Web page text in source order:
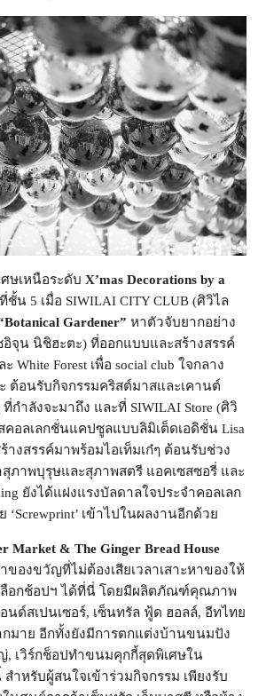
ษเหนือระดับX’mas Decorations by a
ที่ชั้น 5 เมื่อ SIWILAI CITY CLUB (ศิวิไล
Gardener” หาตัวจับยากอย่าง
ซอิจุน นิชิฮะตะ) ที่ออกแบบและสร้างสรรค์
ะ White Forest เพื่อ social club ใจกลาง
ต้อนรับกิจกรรมคริสต์มาสและเคานต์
ที่กำลังจะมาถึง และที่ SIWILAI Store (ศิวิ
คอลเลกชั่นแคปซูลแบบลิมิเต็ดเอดิชั่น Lisa
างสรรค์มาพร้อมไอเท็มเก๋ๆ ต้อนรับช่วง
สุภาพบุรุษและสุภาพสตรี แอคเซสซอรี่ และ
ยังได้แฝงแรงบัลดาลใจประจำคอลเลก
‘Screwprint’ เข้าไปในผลงานอีกด้วย
Market & The Ginger Bread House
ของขวัญที่ไม่ต้องเสียเวลาเสาะหาของให้
ลือกช้อปฯ ได้ที่นี่ โดยมีผลิตภัณฑ์คุณภาพ
ด์สเปนเซอร์, เซ็นทรัล ฟู้ด ฮอลล์, อีทไทย
กมาย อีกทั้งยังมีการตกแต่งบ้านขนมปัง
เวิร์กช็อปทำขนมคุกกี้สุดพิเศษใน
ำหรับผู้สนใจเข้าร่วมกิจกรรม เพียงรับ